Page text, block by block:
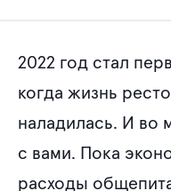
Интернет-маркетинг и
возврата клиентов
Используйте карты и
Онлайн-заказ из
Какие тренды ждут
2022 год стал
когда жизнь
наладилась. И во
с вами. Пока
расходы